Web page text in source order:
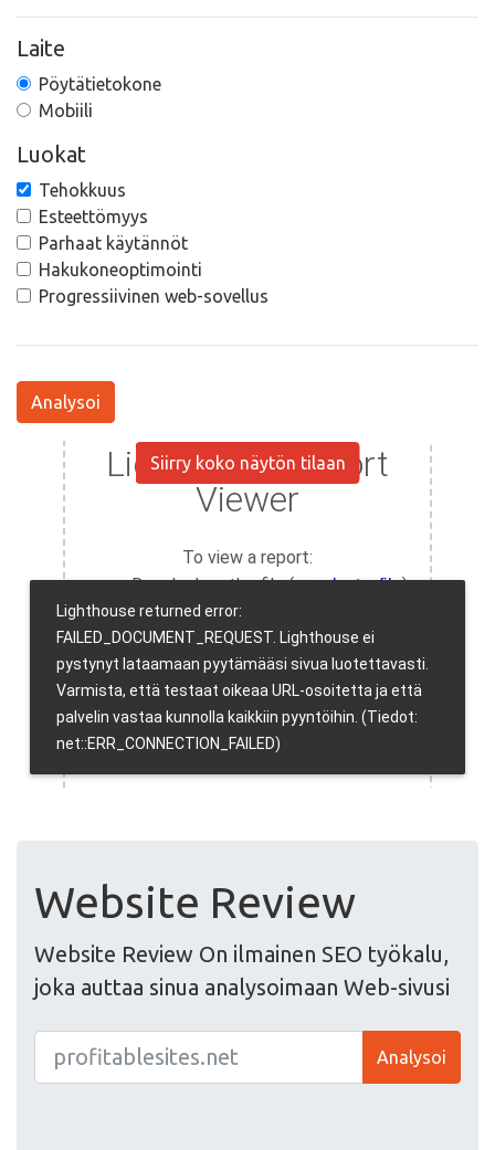
Laite
Pöytätietokone
Mobiili
Luokat
Tehokkuus
Esteettömyys
Parhaat käytännöt
Hakukoneoptimointi
Progressiivinen web-sovellus
Analysoi
Siirry koko näytön tilaan
Website Review
Website Review On ilmainen SEO työkalu,
joka auttaa sinua analysoimaan Web-sivusi
Analysoi